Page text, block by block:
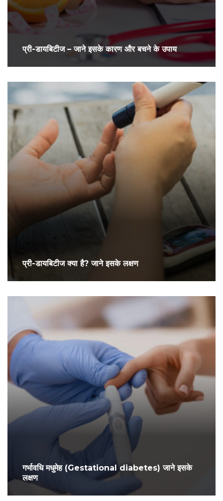
प्री-डायबिटीज – जाने इसके कारण और बचने के उपाय
प्री-डायबिटीज क्या है? जाने इसके लक्षण
गर्भावधि मधुमेह (Gestational diabetes) जाने इसके
लक्षण